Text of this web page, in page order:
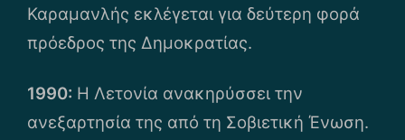
Καραμανλής εκλέγεται για δεύτερη φορά
πρόεδρος της Δημοκρατίας.
1990: Η Λετονία ανακηρύσσει την
ανεξαρτησία της από τη Σοβιετική Ένωση.